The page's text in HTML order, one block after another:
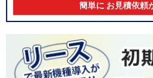
簡単に お見積依頼